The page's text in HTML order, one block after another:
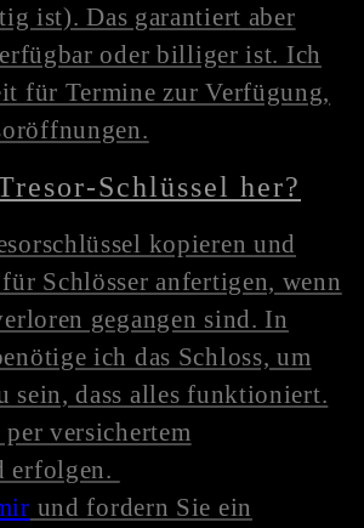
ist). Das garantiert aber
oder billiger ist. Ich
für Termine zur Verfügung,
Schlüssel her?
kopieren und
Schlösser anfertigen, wenn
gegangen sind. In
ich das Schloss, um
sein, dass alles funktioniert.
versichertem
erfolgen.
und fordern Sie ein